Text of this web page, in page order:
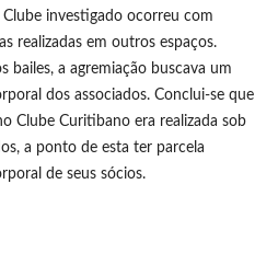
investigado ocorreu com
realizadas em outros espaços.
bailes, a agremiação buscava um
dos associados. Conclui-se que
Clube Curitibano era realizada sob
a ponto de esta ter parcela
de seus sócios.